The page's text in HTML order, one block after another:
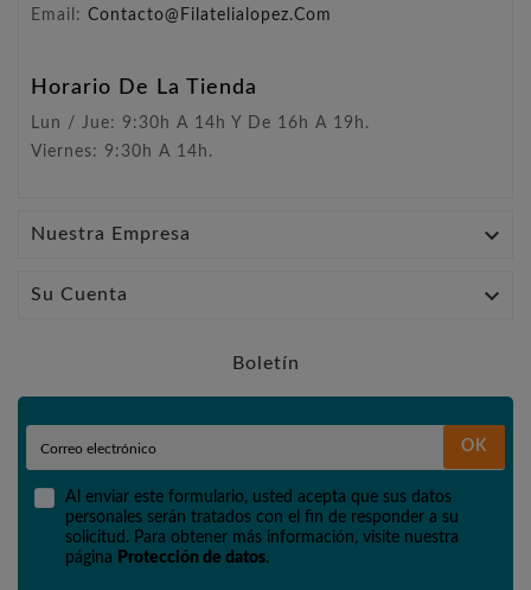
Email: Contacto@filatelialopez.com
Horario De La Tienda
Lun / Jue: 9:30h A 14h Y De 16h A 19h.
Viernes: 9:30h A 14h.
Nuestra Empresa 
Su Cuenta 
Boletín
OK
Al enviar este formulario, usted acepta que sus datos
personales serán tratados con el fin de responder a su
solicitud. Para obtener más información, visite nuestra
página Protección de datos.